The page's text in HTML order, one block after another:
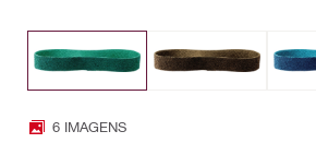
6 IMAGENS